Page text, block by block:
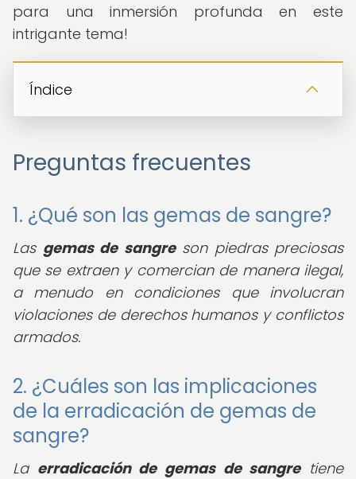
para una inmersión profunda en este
intrigante tema!
Índice
Preguntas frecuentes
1. ¿Qué son las gemas de sangre?
Las gemas de sangreson piedras preciosas
que se extraen y comercian de manera ilegal,
a menudo en condiciones que involucran
violaciones de derechos humanos y conflictos
armados.
2. ¿Cuáles son las implicaciones
de la erradicación de gemas de
sangre?
La erradicación de gemas de sangretiene